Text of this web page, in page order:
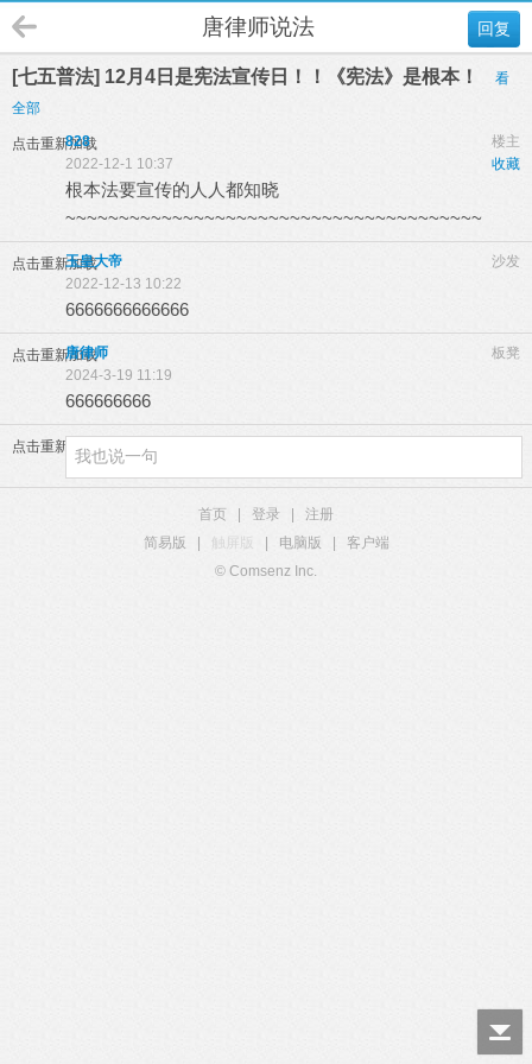
回复
唐律师说法
[七五普法] 12月4日是宪法宣传日！！《宪法》是根本！
看
全部
点击重新加载 楼主
828
收藏
2022-12-1 10:37
根本法要宣传的人人都知晓
~~~~~~~~~~~~~~~~~~~~~~~~~~~~~~~~~~~~~~~
点击重新加载 沙发
玉皇大帝
2022-12-13 10:22
6666666666666
点击重新加载 板凳
唐律师
2024-3-19 11:19
666666666
点击重新加载
首页 登录
注册
简易版
触屏版 电脑版
客户端
© Comsenz Inc.